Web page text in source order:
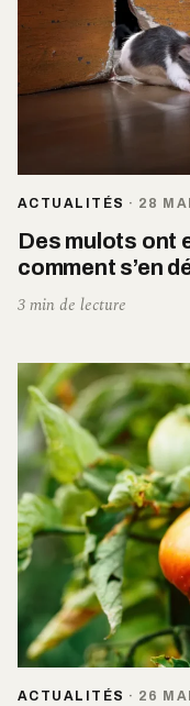
ACTUALITÉS · 28
Des mulots ont
comment s’en
3 min de lecture
ACTUALITÉS · 26